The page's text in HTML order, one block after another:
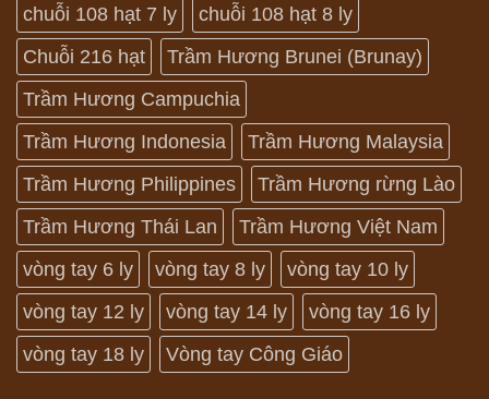
chuỗi 108 hạt 7 ly
chuỗi 108 hạt 8 ly
Chuỗi 216 hạt
Trầm Hương Brunei (Brunay)
Trầm Hương Campuchia
Trầm Hương Indonesia
Trầm Hương Malaysia
Trầm Hương Philippines
Trầm Hương rừng Lào
Trầm Hương Thái Lan
Trầm Hương Việt Nam
vòng tay 6 ly
vòng tay 8 ly
vòng tay 10 ly
vòng tay 12 ly
vòng tay 14 ly
vòng tay 16 ly
vòng tay 18 ly
Vòng tay Công Giáo